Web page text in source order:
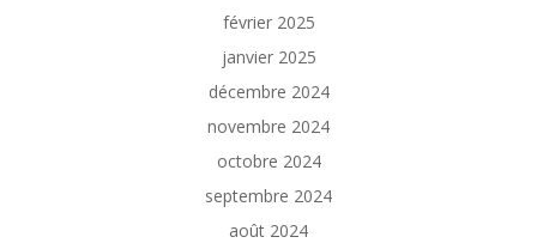
février 2025
janvier 2025
décembre 2024
novembre 2024
octobre 2024
septembre 2024
août 2024